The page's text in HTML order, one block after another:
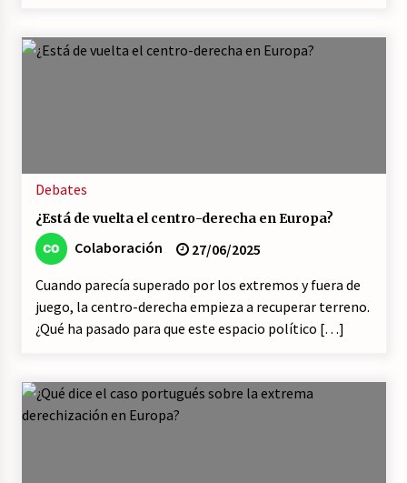
Debates
¿Está de vuelta el centro-derecha en Europa?
Colaboración
27/06/2025
Cuando parecía superado por los extremos y fuera de
juego, la centro-derecha empieza a recuperar terreno.
¿Qué ha pasado para que este espacio político […]